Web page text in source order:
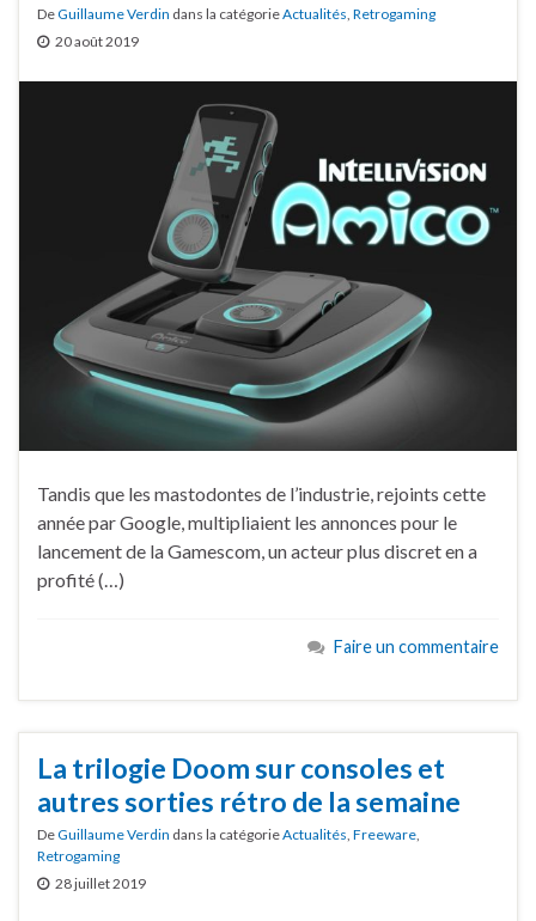
DeGuillaume Verdin dans la catégorieActualités, Retrogaming
20 août 2019
Tandis que les mastodontes de l’industrie, rejoints cette
année par Google, multipliaient les annonces pour le
lancement de la Gamescom, un acteur plus discret en a
profité (…)
Faire un commentaire
La trilogie Doom sur consoles et
autres sorties rétro de la semaine
DeGuillaume Verdin dans la catégorieActualités Freeware
Retrogaming
28 juillet 2019